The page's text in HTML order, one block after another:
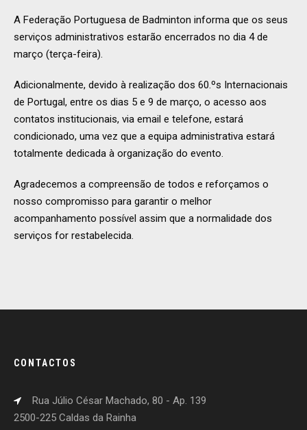
A Federação Portuguesa de Badminton informa que os seus
serviços administrativos estarão encerrados no dia 4 de
março (terça-feira).
Adicionalmente, devido à realização dos 60.ºs Internacionais
de Portugal, entre os dias 5 e 9 de março, o acesso aos
contatos institucionais, via email e telefone, estará
condicionado, uma vez que a equipa administrativa estará
totalmente dedicada à organização do evento.
Agradecemos a compreensão de todos e reforçamos o
nosso compromisso para garantir o melhor
acompanhamento possível assim que a normalidade dos
serviços for restabelecida.
CONTACTOS
Rua Júlio César Machado, 80 - Ap. 139
2500-225 Caldas da Rainha